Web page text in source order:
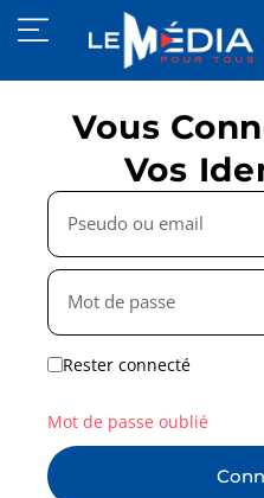
Vous
Vos
Rester connecté
Mot de passe oublié